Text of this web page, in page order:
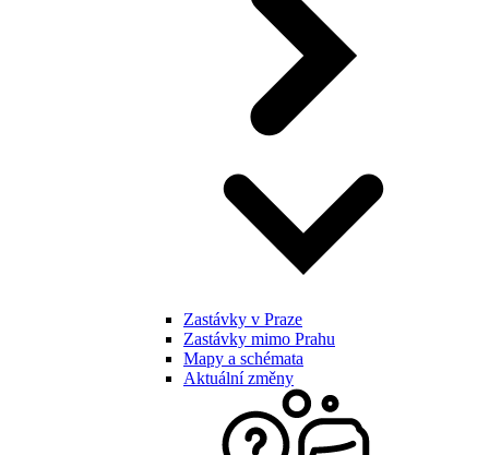
Zastávky v Praze
Zastávky mimo Prahu
Mapy a schémata
Aktuální změny